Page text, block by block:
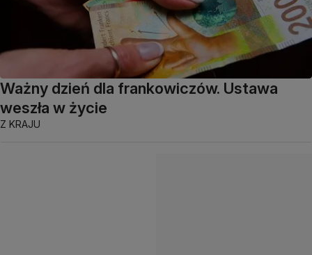
Ważny dzień dla frankowiczów. Ustawa
weszła w życie
Z KRAJU